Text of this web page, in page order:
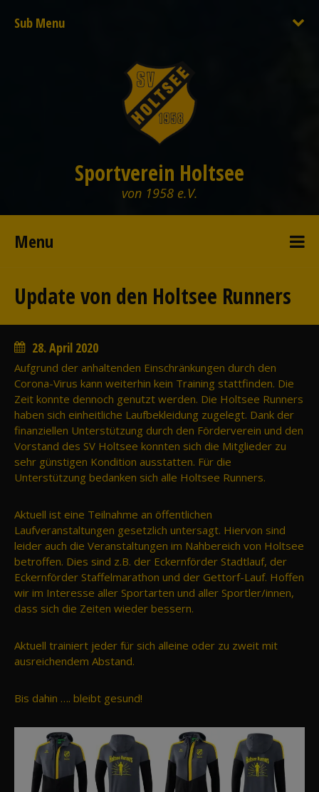
Sub Menu
Sportverein Holtsee
von 1958 e.V.
Menu
Update von den Holtsee Runners
28. April 2020
Aufgrund der anhaltenden Einschränkungen durch den
Corona-Virus kann weiterhin kein Training stattfinden. Die
Zeit konnte dennoch genutzt werden. Die Holtsee Runners
haben sich einheitliche Laufbekleidung zugelegt. Dank der
finanziellen Unterstützung durch den Förderverein und den
Vorstand des SV Holtsee konnten sich die Mitglieder zu
sehr günstigen Kondition ausstatten. Für die
Unterstützung bedanken sich alle Holtsee Runners.
Aktuell ist eine Teilnahme an öffentlichen
Laufveranstaltungen gesetzlich untersagt. Hiervon sind
leider auch die Veranstaltungen im Nahbereich von Holtsee
betroffen. Dies sind z.B. der Eckernförder Stadtlauf, der
Eckernförder Staffelmarathon und der Gettorf-Lauf. Hoffen
wir im Interesse aller Sportarten und aller Sportler/innen,
dass sich die Zeiten wieder bessern.
Aktuell trainiert jeder für sich alleine oder zu zweit mit
ausreichendem Abstand.
Bis dahin …. bleibt gesund!